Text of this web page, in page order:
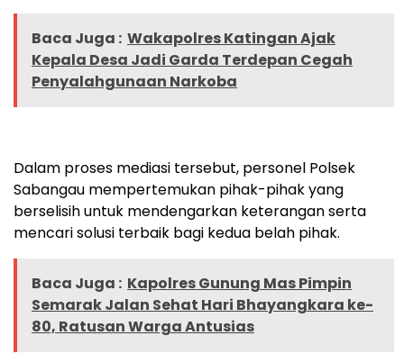
Baca Juga : Wakapolres Katingan Ajak
Kepala Desa Jadi Garda Terdepan Cegah
Penyalahgunaan Narkoba
Dalam proses mediasi tersebut, personel Polsek
Sabangau mempertemukan pihak-pihak yang
berselisih untuk mendengarkan keterangan serta
mencari solusi terbaik bagi kedua belah pihak.
Baca Juga : Kapolres Gunung Mas Pimpin
Semarak Jalan Sehat Hari Bhayangkara ke-
80, Ratusan Warga Antusias